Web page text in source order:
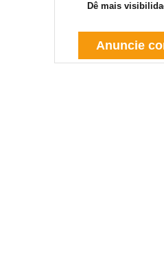
Dê mais
Anuncie